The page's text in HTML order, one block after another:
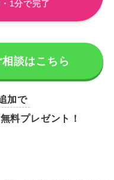
1分で完了
談はこちら
加で
料プレゼント！